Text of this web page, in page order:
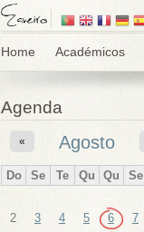
Home Académicos
Agenda
Agosto
«
Do Se Te Qu Qu Se
2
3 4 5 6 7